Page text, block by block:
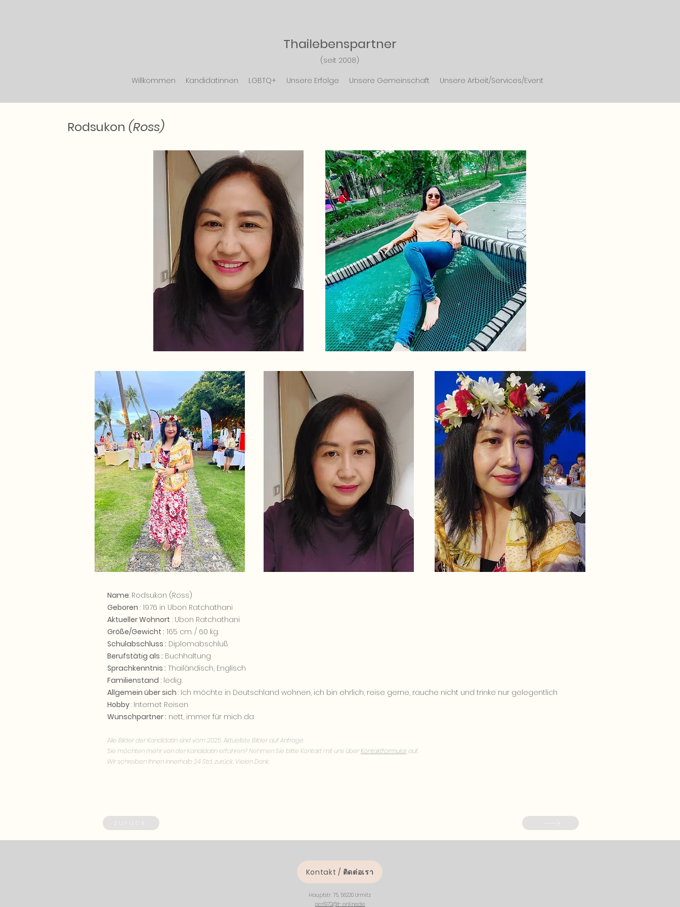
Thailebenspartner
(seit 2008)
Willkommen
Kandidatinnen LGBTQ+ Unsere Erfolge Unsere Gemeinschaft Unsere Arbeit/Services/Event
Rodsukon (Ross)
Name: Rodsukon (Ross)
Geboren : 1976 in Ubon Ratchathani
Aktueller Wohnort : Ubon Ratchathani
Größe/Gewicht : 165 cm. / 60 kg.
Schulabschluss : Diplomabschluß
Berufstätig als : Buchhaltung
Sprachkenntnis : Thailändisch, Englisch
Familienstand : ledig
Allgemein über sich : Ich möchte in Deutschland wohnen, ich bin ehrlich, reise gerne, rauche nicht und trinke nur gelegentlich
Hobby: Internet Reisen
Wunschpartner : nett, immer für mich da
Alle Bilder der Kandidatin sind vom 2025. Aktuellste Bilder auf Anfrage.
Sie möchten mehr von der Kandidatin erfahren? Nehmen Sie bitte Kontakt mit uns überKontaktformularauf.
Wir schreiben Ihnen innerhalb 24 Std. zurück. Vielen Dank.
zurück
Kontakt / ติดต่อเรา
Hauptstr. 75, 56220 Urmitz
pcr1972@t-online.de